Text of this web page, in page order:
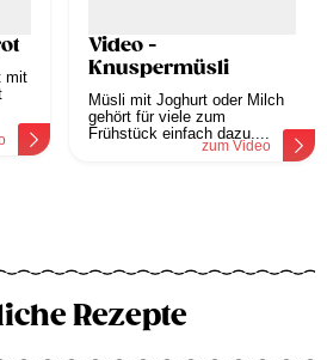
mit
Video -
Knuspermüsli
Müsli mit Joghurt oder Milch
gehört für viele zum
Frühstück einfach dazu....
zum Video
Rezepte